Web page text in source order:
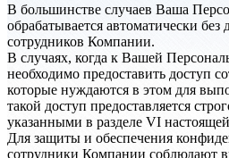
В большинстве случаев Ваша
обрабатывается автоматически без
сотрудников Компании.
В случаях, когда к Вашей
необходимо предоставить доступ
которые нуждаются в этом для
такой доступ предоставляется
указанными в разделе VI
Для защиты и обеспечения
сотрудники Компании соблюдают